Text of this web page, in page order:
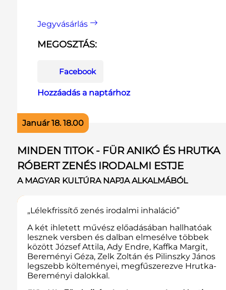
Január 18. 18.00
Jegyvásárlás
MEGOSZTÁS:
Facebook
Hozzáadás a naptárhoz
MINDEN TITOK - FÜR ANIKÓ ÉS HRUTKA
RÓBERT ZENÉS IRODALMI ESTJE
A MAGYAR KULTÚRA NAPJA ALKALMÁBÓL
„Lélekfrissítő zenés irodalmi inhaláció”
A két ihletett művész előadásában hallhatóak
lesznek versben és dalban elmesélve többek
között József Attila, Ady Endre, Kaffka Margit,
Bereményi Géza, Zelk Zoltán és Pilinszky János
legszebb költeményei, megfűszerezve Hrutka-
Bereményi dalokkal.